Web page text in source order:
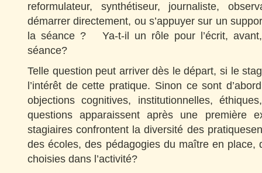
reformulateur, synthétiseur, journaliste,
démarrer directement, ou s’appuyer sur un
la séance ? Ya-t-il un rôle pour l’écrit,
séance?
Telle question peut arriver dès le départ, si le
l’intérêt de cette pratique. Sinon ce sont
objections cognitives, institutionnelles,
questions apparaissent après une première
stagiaires confrontent la diversité des
des écoles, des pédagogies du maître en place,
choisies dans l’activité?